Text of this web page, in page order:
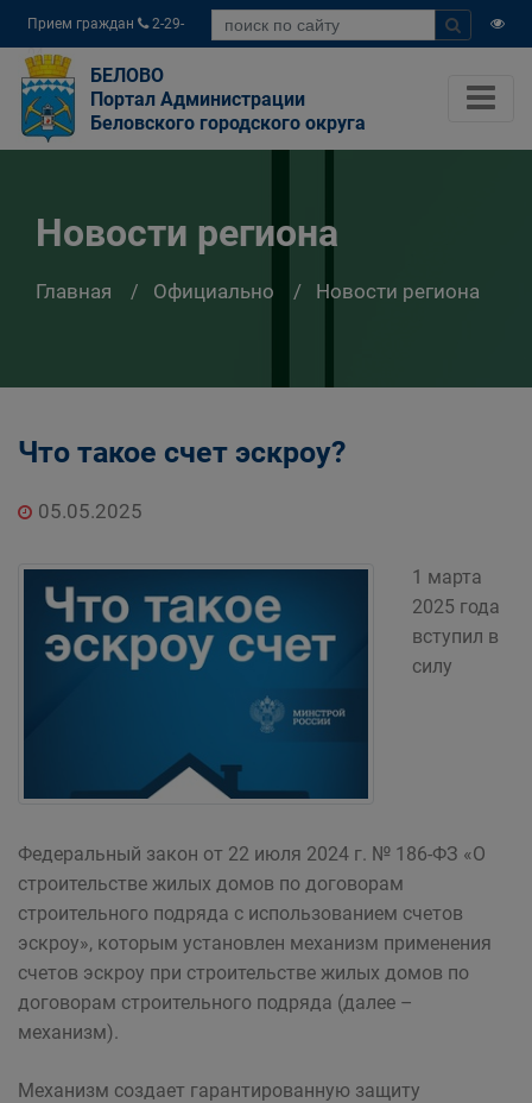
Прием граждан
2-29-
04
БЕЛОВО
Портал Администрации
Беловского городского округа
Новости региона
Главная Официально Новости региона
Что такое счет эскроу?
05.05.2025
1 марта
2025 года
вступил в
силу
Федеральный закон от 22 июля 2024 г. № 186-ФЗ «О
строительстве жилых домов по договорам
строительного подряда с использованием счетов
эскроу», которым установлен механизм применения
счетов эскроу при строительстве жилых домов по
договорам строительного подряда (далее –
механизм).
Механизм создает гарантированную защиту